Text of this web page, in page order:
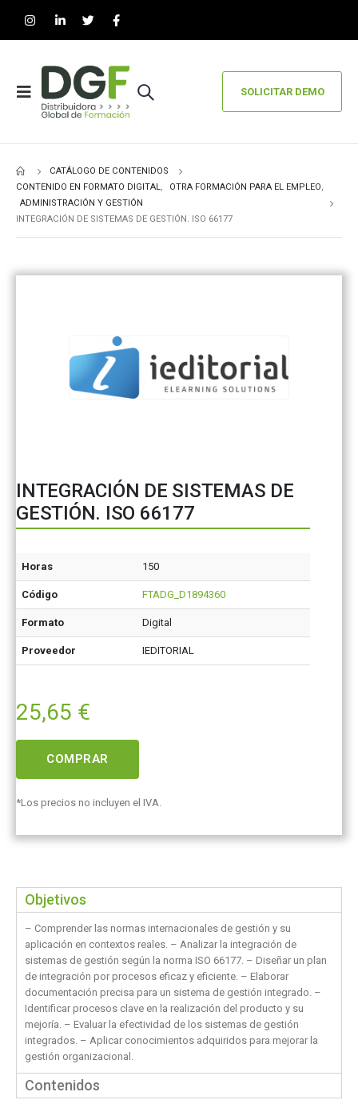
SOLICITAR DEMO
CATÁLOGO DE CONTENIDOS
CONTENIDO EN FORMATO DIGITAL, OTRA FORMACIÓN PARA EL EMPLEO,
ADMINISTRACIÓN Y GESTIÓN
INTEGRACIÓN DE SISTEMAS DE GESTIÓN. ISO 66177
INTEGRACIÓN DE SISTEMAS DE
GESTIÓN. ISO 66177
Horas 150
Código FTADG_D1894360
Formato Digital
Proveedor IEDITORIAL
25,65 €
COMPRAR
*Los precios no incluyen el IVA.
Objetivos
– Comprender las normas internacionales de gestión y su
aplicación en contextos reales. – Analizar la integración de
sistemas de gestión según la norma ISO 66177. – Diseñar un plan
de integración por procesos eficaz y eficiente. – Elaborar
documentación precisa para un sistema de gestión integrado. –
Identificar procesos clave en la realización del producto y su
mejoría. – Evaluar la efectividad de los sistemas de gestión
integrados. – Aplicar conocimientos adquiridos para mejorar la
gestión organizacional.
Contenidos